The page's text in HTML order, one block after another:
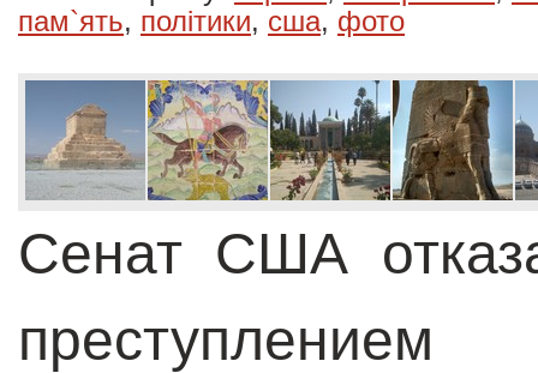
пам`ять, політики, сша, фото
Сенат США